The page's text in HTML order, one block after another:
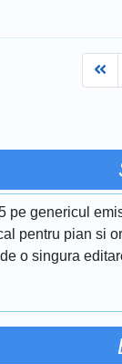
pe genericul
pentru pian si
o singura